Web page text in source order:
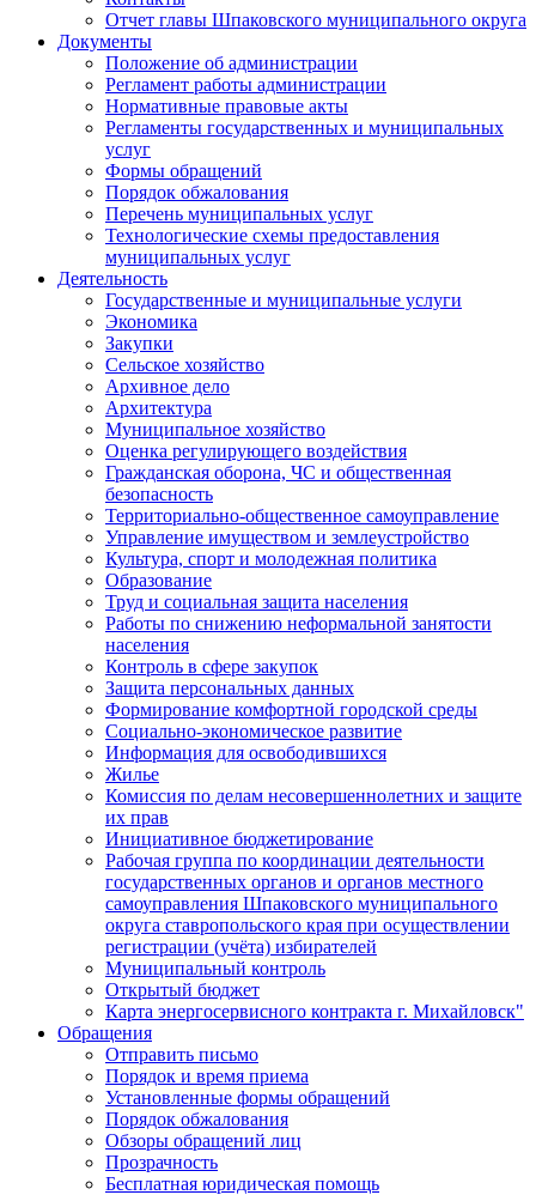
Отчет главы Шпаковского муниципального округа
Документы
Положение об администрации
Регламент работы администрации
Нормативные правовые акты
Регламенты государственных и муниципальных
услуг
Формы обращений
Порядок обжалования
Перечень муниципальных услуг
Технологические схемы предоставления
муниципальных услуг
Деятельность
Государственные и муниципальные услуги
Экономика
Закупки
Сельское хозяйство
Архивное дело
Архитектура
Муниципальное хозяйство
Оценка регулирующего воздействия
Гражданская оборона, ЧС и общественная
безопасность
Территориально-общественное самоуправление
Управление имуществом и землеустройство
Культура, спорт и молодежная политика
Образование
Труд и социальная защита населения
Работы по снижению неформальной занятости
населения
Контроль в сфере закупок
Защита персональных данных
Формирование комфортной городской среды
Социально-экономическое развитие
Информация для освободившихся
Жилье
Комиссия по делам несовершеннолетних и защите
их прав
Инициативное бюджетирование
Рабочая группа по координации деятельности
государственных органов и органов местного
самоуправления Шпаковского муниципального
округа ставропольского края при осуществлении
регистрации (учёта) избирателей
Муниципальный контроль
Открытый бюджет
Карта энергосервисного контракта г. Михайловск"
Обращения
Отправить письмо
Порядок и время приема
Установленные формы обращений
Порядок обжалования
Обзоры обращений лиц
Прозрачность
Бесплатная юридическая помощь